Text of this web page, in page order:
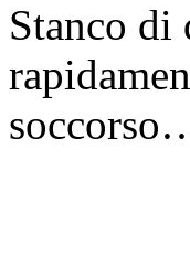
Stanco di